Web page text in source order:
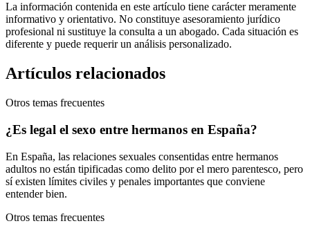
La información contenida en este artículo tiene carácter meramente
informativo y orientativo. No constituye asesoramiento jurídico
profesional ni sustituye la consulta a un abogado. Cada situación es
diferente y puede requerir un análisis personalizado.
Artículos relacionados
Otros temas frecuentes
¿Es legal el sexo entre hermanos en España?
En España, las relaciones sexuales consentidas entre hermanos
adultos no están tipificadas como delito por el mero parentesco, pero
sí existen límites civiles y penales importantes que conviene
entender bien.
Otros temas frecuentes